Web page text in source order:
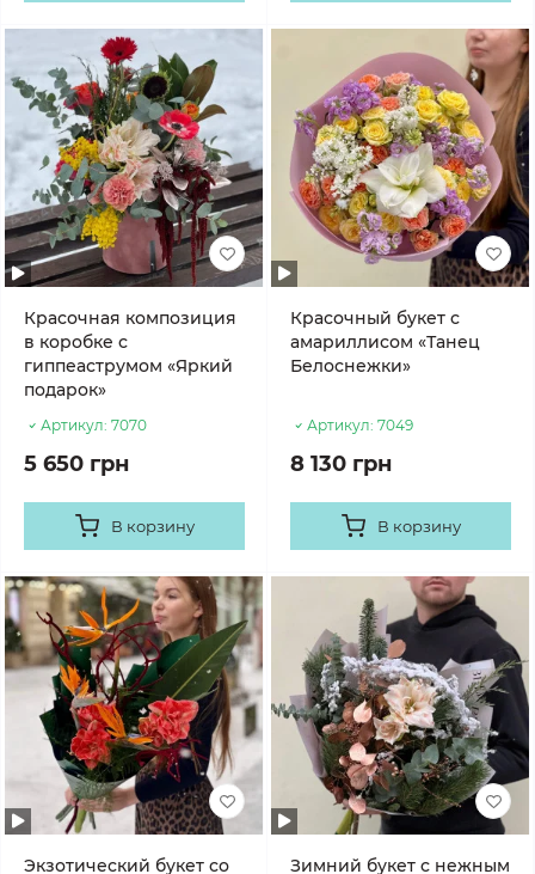
Красочная композиция
в коробке с
гиппеаструмом «Яркий
подарок»
Артикул: 7070
5 650 грн
В корзину
Красочный букет с
амариллисом «Танец
Белоснежки»
Артикул: 7049
8 130 грн
В корзину
Экзотический букет со
Зимний букет с нежным